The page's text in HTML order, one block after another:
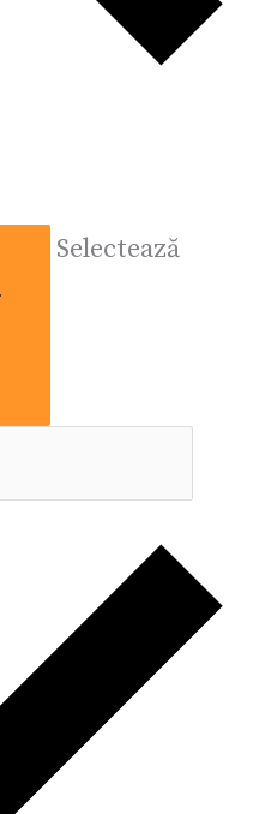
Selectează